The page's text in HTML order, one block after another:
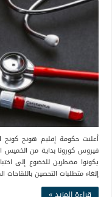
أعلنت حكومة إقليم هونج كونج
فيروس كورونا بداية من الخميس
يكونوا مضطرين للخضوع إلى
إلغاء متطلبات التحصين